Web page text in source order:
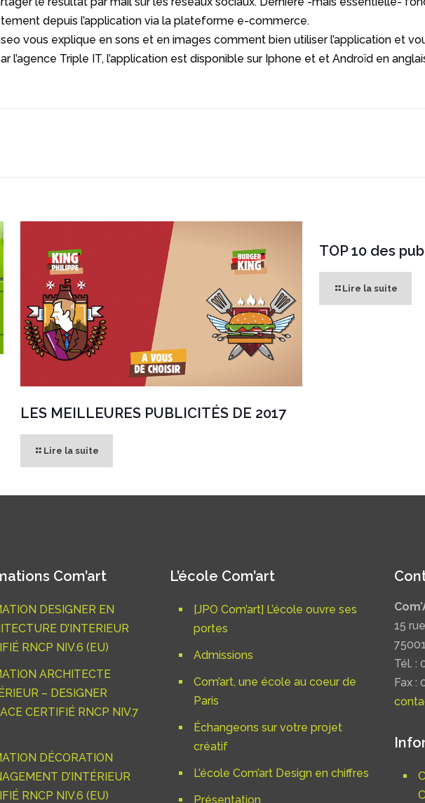
depuis l’application via la plateforme e-commerce.
vous explique en sons et en images comment bien utiliser l’application et
Triple IT, l’application est disponible sur Iphone et et Androïd en
LES MEILLEURES PUBLICITÉS DE 2017
Lire la suite
TOP 10 des
Lire la suite
Com’art
DESIGNER EN
D’INTERIEUR
RNCP NIV.6 (EU)
ARCHITECTE
– DESIGNER
CERTIFIÉ RNCP NIV.7
DÉCORATION
D’INTÉRIEUR
RNCP NIV.6 (EU)
L’école Com’art
[JPO Com’art] L’école ouvre ses
portes
Admissions
Com’art, une école au coeur de
Paris
Échangeons sur votre projet
créatif
L’école Com’art Design en chiffres
Présentation
15
Tél. :
Fax :